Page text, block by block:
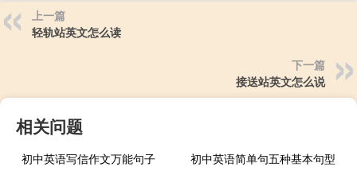
上一篇
轻轨站英文怎么读
下一篇
接送站英文怎么说
相关问题
初中英语写信作文万能句子
初中英语简单句五种基本句型